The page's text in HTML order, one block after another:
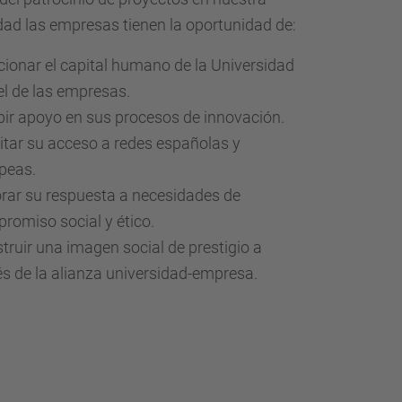
las empresas tienen la oportunidad de:
el capital humano de la Universidad
de las empresas.
apoyo en sus procesos de innovación.
su acceso a redes españolas y
su respuesta a necesidades de
social y ético.
una imagen social de prestigio a
de la alianza universidad-empresa.